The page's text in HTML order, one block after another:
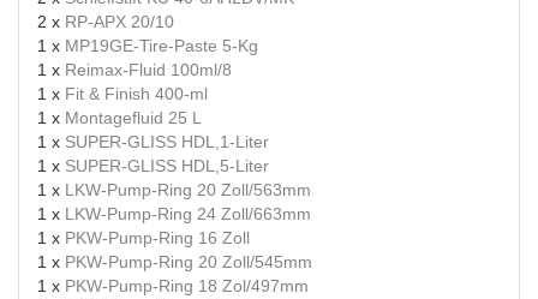
2 x RP-APX 20/10
1 x MP19GE-Tire-Paste 5-Kg
1 x Reimax-Fluid 100ml/8
1 x Fit & Finish 400-ml
1 x Montagefluid 25 L
1 x SUPER-GLISS HDL,1-Liter
1 x SUPER-GLISS HDL,5-Liter
1 x LKW-Pump-Ring 20 Zoll/563mm
1 x LKW-Pump-Ring 24 Zoll/663mm
1 x PKW-Pump-Ring 16 Zoll
1 x PKW-Pump-Ring 20 Zoll/545mm
1 x PKW-Pump-Ring 18 Zol/497mm